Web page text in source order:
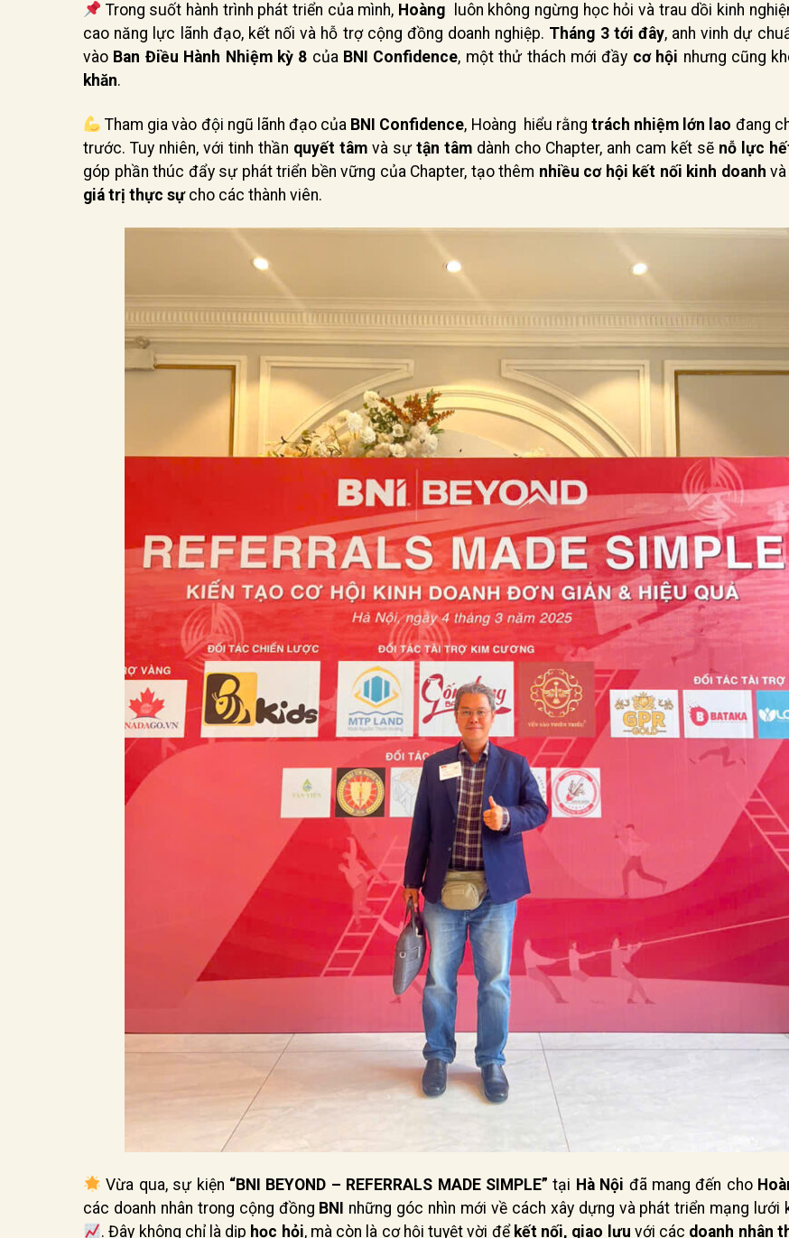
Trong suốt hành trình phát triển của mình, Hoàng
luôn không ngừng học hỏi và trau dồi kinh
cao năng lực lãnh đạo, kết nối và hỗ trợ cộng đồng doanh nghiệp. Tháng 3 tới đây, anh vinh dự
vào Ban Điều Hành Nhiệm kỳ 8 của BNI Confidence, một thử thách mới đầy cơ hội nhưng cũng
khăn.
Tham gia vào đội ngũ lãnh đạo của BNI Confidence, Hoàng hiểu rằngtrách nhiệm lớn lao đang
trước. Tuy nhiên, với tinh thần quyết tâm và sự tận tâm dành cho Chapter, anh cam kết sẽ nỗ lực
góp phần thúc đẩy sự phát triển bền vững của Chapter, tạo thêm nhiều cơ hội kết nối kinh doanh
giá trị thực sựcho các thành viên.
Vừa qua, sự kiện “BNI BEYOND – REFERRALS MADE SIMPLE” tại Hà Nội đã mang đến cho
các doanh nhân trong cộng đồng BNI những góc nhìn mới về cách xây dựng và phát triển mạng lưới
. Đây không chỉ là dịp học hỏi, mà còn là cơ hội tuyệt vời để kết nối, giao lưu với các doanh nhân